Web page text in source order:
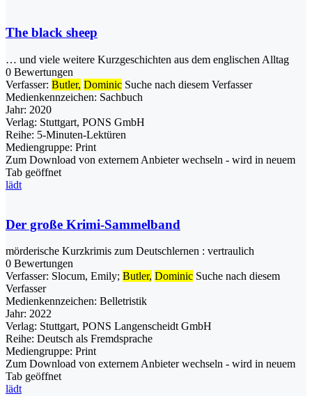
The black sheep
… und viele weitere Kurzgeschichten aus dem englischen Alltag
0 Bewertungen
Verfasser: Butler, Dominic Suche nach diesem Verfasser
Medienkennzeichen: Sachbuch
Jahr: 2020
Verlag: Stuttgart, PONS GmbH
Reihe: 5-Minuten-Lektüren
Mediengruppe: Print
Zum Download von externem Anbieter wechseln - wird in neuem
Tab geöffnet
lädt
Der große Krimi-Sammelband
mörderische Kurzkrimis zum Deutschlernen : vertraulich
0 Bewertungen
Verfasser: Slocum, Emily; Butler, Dominic Suche nach diesem
Verfasser
Medienkennzeichen: Belletristik
Jahr: 2022
Verlag: Stuttgart, PONS Langenscheidt GmbH
Reihe: Deutsch als Fremdsprache
Mediengruppe: Print
Zum Download von externem Anbieter wechseln - wird in neuem
Tab geöffnet
lädt